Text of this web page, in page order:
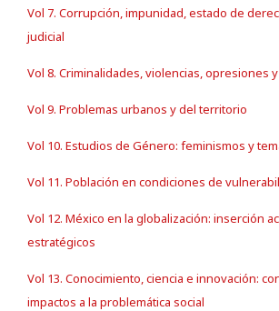
Vol 7. Corrupción, impunidad, estado de
judicial
Vol 8. Criminalidades, violencias, opresiones
Vol 9. Problemas urbanos y del territorio
Vol 10. Estudios de Género: feminismos y
Vol 11. Población en condiciones de
Vol 12. México en la globalización: inserción
estratégicos
Vol 13. Conocimiento, ciencia e innovación:
impactos a la problemática social